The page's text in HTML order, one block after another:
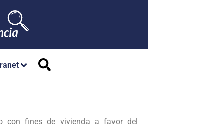
con fines de vivienda a favor del